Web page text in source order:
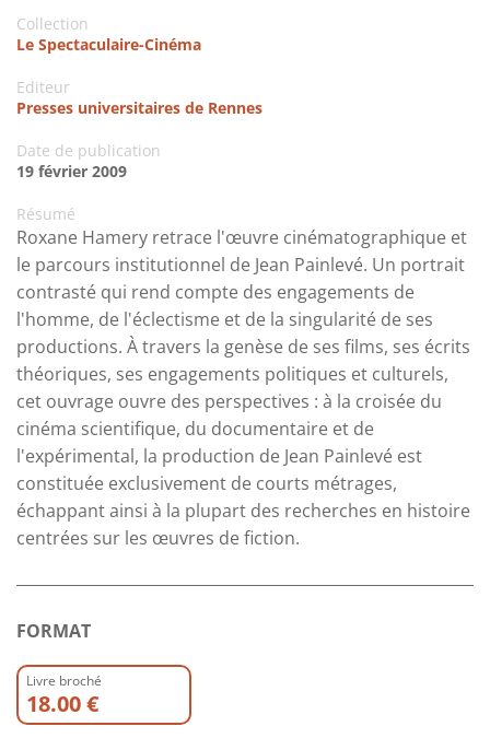
Collection
Le Spectaculaire-Cinéma
Editeur
Presses universitaires de Rennes
Date de publication
19 février 2009
Résumé
Roxane Hamery retrace l'œuvre cinématographique et
le parcours institutionnel de Jean Painlevé. Un portrait
contrasté qui rend compte des engagements de
l'homme, de l'éclectisme et de la singularité de ses
productions. À travers la genèse de ses films, ses écrits
théoriques, ses engagements politiques et culturels,
cet ouvrage ouvre des perspectives : à la croisée du
cinéma scientifique, du documentaire et de
l'expérimental, la production de Jean Painlevé est
constituée exclusivement de courts métrages,
échappant ainsi à la plupart des recherches en histoire
centrées sur les œuvres de fiction.
FORMAT
Livre broché
18.00 €